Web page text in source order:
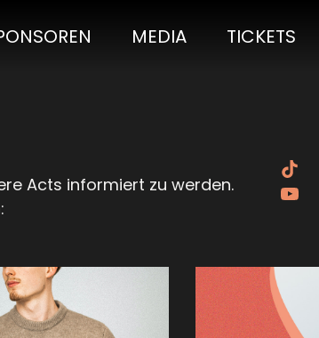
MEDIA TICKETS
Acts informiert zu werden.